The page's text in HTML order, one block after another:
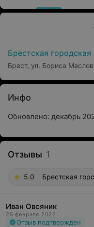
Брестская
Брест, ул. Бориса
Инфо
Обновлено: декабрь
Отзывы 1
5.0 Брестская
Иван Овсяник
25 февраля 2026
Отзыв подтвержден